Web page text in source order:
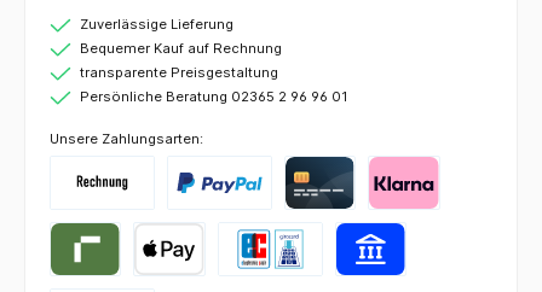
Zuverlässige Lieferung
Bequemer Kauf auf Rechnung
transparente Preisgestaltung
Persönliche Beratung 02365 2 96 96 01
Unsere Zahlungsarten: